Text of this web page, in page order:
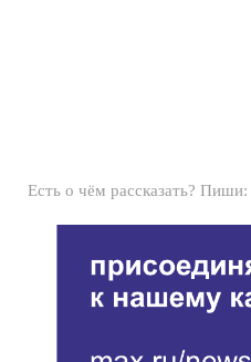
Есть о чём рассказать? Пиши: